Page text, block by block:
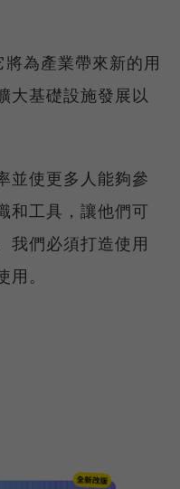
為產業帶來新的用
大基礎設施發展以
並使更多人能夠參
和工具，讓他們可
我們必須打造使用
。